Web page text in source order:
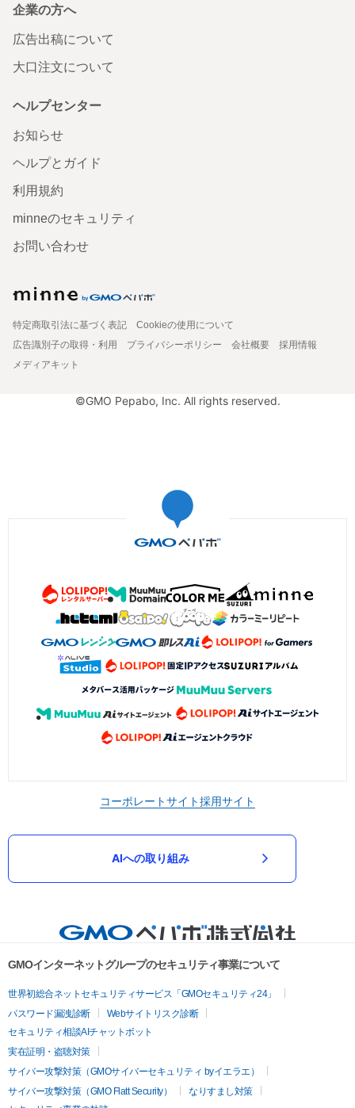
企業の方へ
広告出稿について
大口注文について
ヘルプセンター
お知らせ
ヘルプとガイド
利用規約
minneのセキュリティ
お問い合わせ
特定商取引法に基づく表記
Cookieの使用について
広告識別子の取得・利用
プライバシーポリシー 会社概要
採用情報
メディアキット
©GMO Pepabo, Inc. All rights reserved.
コーポレートサイト採用サイト
AIへの取り組み
GMOインターネットグループのセキュリティ事業について
世界初総合ネットセキュリティサービス「GMOセキュリティ24」
パスワード漏洩診断
Webサイトリスク診断
セキュリティ相談AIチャットボット
実在証明・盗聴対策
サイバー攻撃対策（GMOサイバーセキュリティ byイエラエ）
サイバー攻撃対策（GMO Flatt Security）
なりすまし対策